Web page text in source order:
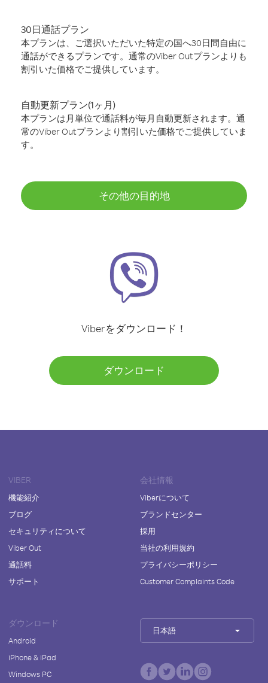
30日通話プラン
本プランは、ご選択いただいた特定の国へ30日間自由に
通話ができるプランです。通常のViber Outプランよりも
割引いた価格でご提供しています。
自動更新プラン(1ヶ月)
本プランは月単位で通話料が毎月自動更新されます。通
常のViber Outプランより割引いた価格でご提供していま
す。
その他の目的地
Viberをダウンロード！
ダウンロード
VIBER
機能紹介
ブログ
セキュリティについて
Viber Out
通話料
サポート
会社情報
Viberについて
ブランドセンター
採用
当社の利用規約
プライバシーポリシー
Customer Complaints Code
ダウンロード
Android
iPhone & iPad
Windows PC
日本語